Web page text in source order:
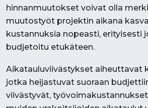
hinnanmuutokset voivat olla
muutostyöt projektin aikana
kustannuksia nopeasti, erityisesti
budjetoitu etukäteen.
Aikatauluviivästykset aiheuttavat
jotka heijastuvat suoraan
viivästyvät,